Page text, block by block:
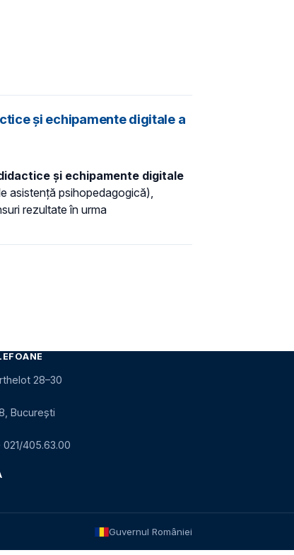
și echipamente digitale a
și echipamente digitale
asistență psihopedagogică),
rezultate în urma
28–30
București
021/405.63.00
Guvernul României